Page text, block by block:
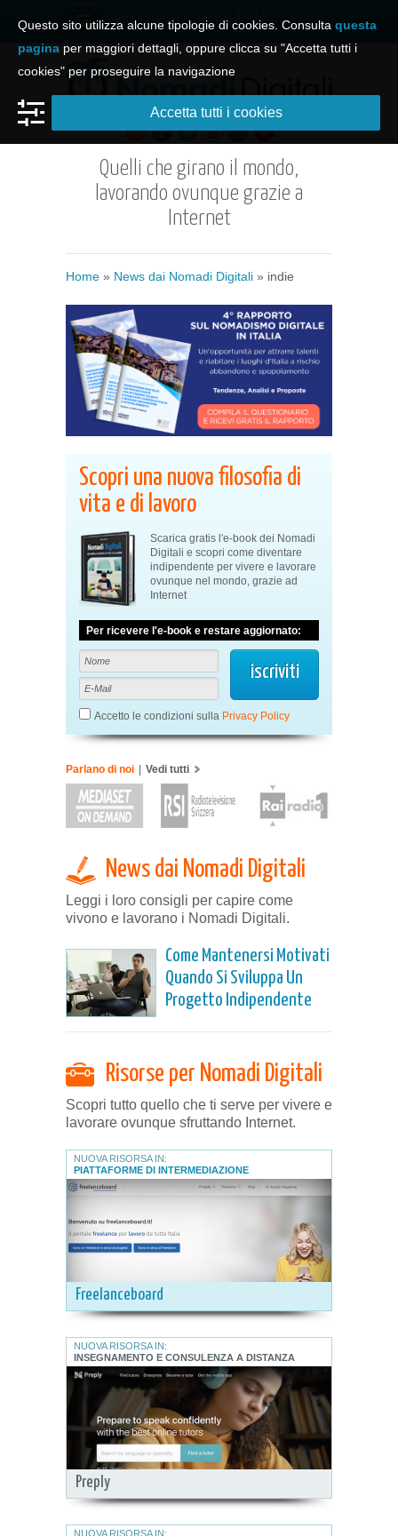
Apri il menu e naviga il sito
Quelli che girano il mondo,
lavorando ovunque grazie a
Internet
Home » News dai Nomadi Digitali » indie
Scopri una nuova filosofia di
vita e di lavoro
Scarica gratis l'e-book dei Nomadi
Digitali e scopri come diventare
indipendente per vivere e lavorare
ovunque nel mondo, grazie ad
Internet
Per ricevere l'e-book e restare aggiornato:
Accetto le condizioni sulla Privacy Policy
Parlano di noi | Vedi tutti
News dai Nomadi Digitali
Leggi i loro consigli per capire come
vivono e lavorano i Nomadi Digitali.
Come Mantenersi Motivati
Quando Si Sviluppa Un
Progetto Indipendente
Risorse per Nomadi Digitali
Scopri tutto quello che ti serve per vivere e
lavorare ovunque sfruttando Internet.
Freelanceboard
NUOVA RISORSA IN:
PIATTAFORME DI INTERMEDIAZIONE
Preply
NUOVA RISORSA IN:
INSEGNAMENTO E CONSULENZA A DISTANZA
NUOVA RISORSA IN:
Questo sito utilizza alcune tipologie di cookies. Consulta questa
pagina per maggiori dettagli, oppure clicca su "Accetta tutti i
cookies" per proseguire la navigazione
Accetta tutti i cookies